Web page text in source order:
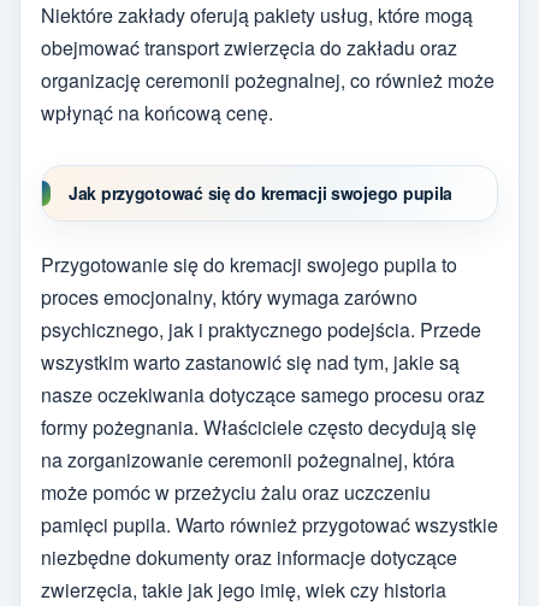
Niektóre zakłady oferują pakiety usług, które mogą
obejmować transport zwierzęcia do zakładu oraz
organizację ceremonii pożegnalnej, co również może
wpłynąć na końcową cenę.
Jak przygotować się do kremacji swojego pupila
Przygotowanie się do kremacji swojego pupila to
proces emocjonalny, który wymaga zarówno
psychicznego, jak i praktycznego podejścia. Przede
wszystkim warto zastanowić się nad tym, jakie są
nasze oczekiwania dotyczące samego procesu oraz
formy pożegnania. Właściciele często decydują się
na zorganizowanie ceremonii pożegnalnej, która
może pomóc w przeżyciu żalu oraz uczczeniu
pamięci pupila. Warto również przygotować wszystkie
niezbędne dokumenty oraz informacje dotyczące
zwierzęcia, takie jak jego imię, wiek czy historia